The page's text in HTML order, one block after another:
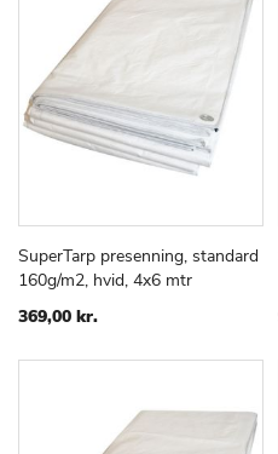
Læg i kurv
TILFØJ
TIL
SuperTarp presenning, standard
160g/m2, hvid, 4x6 mtr
369,00 kr.